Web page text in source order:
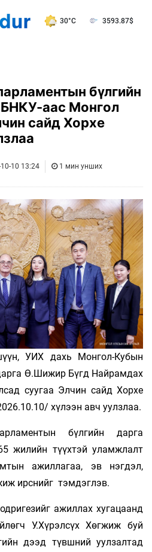
30°C 3593.87$
бүлгийн
аас Монгол
сайд Хорхе
10 13:24 1 мин унших
УИХ дахь Монгол-Кубын
Ө.Шижир Бүгд Найрамдах
суугаа Элчин сайд Хорхе
хүлээн авч уулзлаа.
бүлгийн дарга
жилийн түүхтэй уламжлалт
ажиллагаа, эв нэгдэл,
ирснийг тэмдэглэв.
ажиллах хугацаанд
У.Хүрэлсүх Хөгжиж буй
дээд түвшний уулзалтад